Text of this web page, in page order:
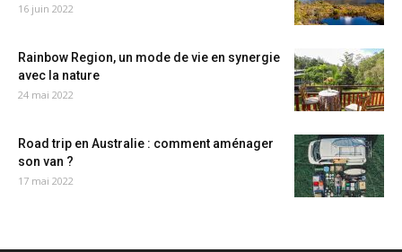
16 juin 2022
Rainbow Region, un mode de vie en synergie
avec la nature
24 mai 2022
Road trip en Australie : comment aménager
son van ?
17 mai 2022